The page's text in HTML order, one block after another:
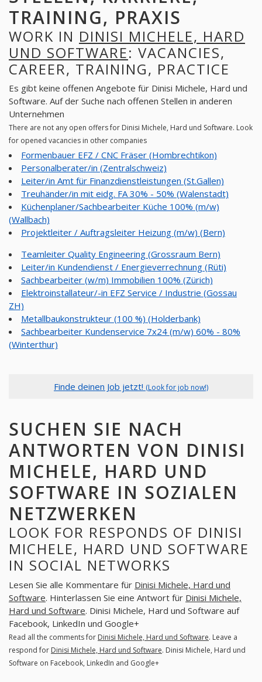
TRAINING, PRAXIS
WORK IN DINISI MICHELE, HARD
UND SOFTWARE: VACANCIES,
CAREER, TRAINING, PRACTICE
Es gibt keine offenen Angebote für Dinisi Michele, Hard und
Software. Auf der Suche nach offenen Stellen in anderen
Unternehmen
There are not any open offers for Dinisi Michele, Hard und Software. Look
for opened vacancies in other companies
Formenbauer EFZ / CNC Fräser (Hombrechtikon)
Personalberater/in (Zentralschweiz)
Leiter/in Amt für Finanzdienstleistungen (St.Gallen)
Treuhänder/in mit eidg. FA 30% - 50% (Walenstadt)
Küchenplaner/Sachbearbeiter Küche 100% (m/w)
(Wallbach)
Projektleiter / Auftragsleiter Heizung (m/w) (Bern)
Teamleiter Quality Engineering (Grossraum Bern)
Leiter/in Kundendienst / Energieverrechnung (Rüti)
Sachbearbeiter (w/m) Immobilien 100% (Zürich)
Elektroinstallateur/-in EFZ Service / Industrie (Gossau
ZH)
Metallbaukonstrukteur (100 %) (Holderbank)
Sachbearbeiter Kundenservice 7x24 (m/w) 60% - 80%
(Winterthur)
Finde deinen Job jetzt! (Look for job now!)
SUCHEN SIE NACH
ANTWORTEN VON DINISI
MICHELE, HARD UND
SOFTWARE IN SOZIALEN
NETZWERKEN
LOOK FOR RESPONDS OF DINISI
MICHELE, HARD UND SOFTWARE
IN SOCIAL NETWORKS
Lesen Sie alle Kommentare für Dinisi Michele, Hard und
Software. Hinterlassen Sie eine Antwort für Dinisi Michele,
Hard und Software. Dinisi Michele, Hard und Software auf
Facebook, LinkedIn und Google+
Read all the comments for Dinisi Michele, Hard und Software. Leave a
respond for Dinisi Michele, Hard und Software. Dinisi Michele, Hard und
Software on Facebook, LinkedIn and Google+